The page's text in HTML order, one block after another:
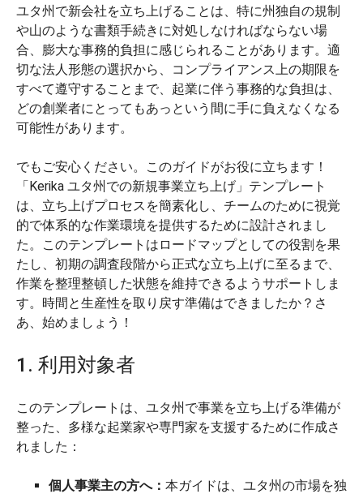
ユタ州で新会社を立ち上げることは、特に州独自の規制
や山のような書類手続きに対処しなければならない場
合、膨大な事務的負担に感じられることがあります。適
切な法人形態の選択から、コンプライアンス上の期限を
すべて遵守することまで、起業に伴う事務的な負担は、
どの創業者にとってもあっという間に手に負えなくなる
可能性があります。
でもご安心ください。このガイドがお役に立ちます！
「Kerika ユタ州での新規事業立ち上げ」テンプレート
は、立ち上げプロセスを簡素化し、チームのために視覚
的で体系的な作業環境を提供するために設計されまし
た。このテンプレートはロードマップとしての役割を果
たし、初期の調査段階から正式な立ち上げに至るまで、
作業を整理整頓した状態を維持できるようサポートしま
す。時間と生産性を取り戻す準備はできましたか？さ
あ、始めましょう！
1. 利用対象者
このテンプレートは、ユタ州で事業を立ち上げる準備が
整った、多様な起業家や専門家を支援するために作成さ
れました：
個人事業主の方へ： 本ガイドは、ユタ州の市場を独